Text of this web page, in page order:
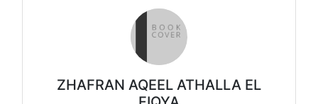
ZHAFRAN AQEEL ATHALLA EL